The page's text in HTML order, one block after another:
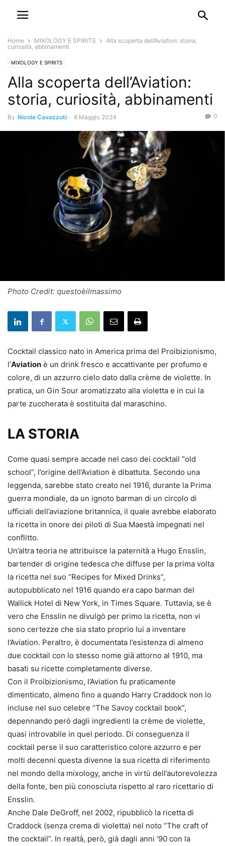
Home MIXOLOGY E SPIRITS
Alla scoperta dell’Aviation: storia,
curiosità, abbinamenti
MIXOLOGY E SPIRITS
Alla scoperta dell’Aviation:
storia, curiosità, abbinamenti
By Nicole Cavazzuti - 6 Maggio 2024 0
Photo Credit: questoèilmassimo
Cocktail classico nato in America prima del Proibizionismo,
l’Aviation è un drink fresco e accattivante per profumo e
colore, di un azzurro cielo dato dalla crème de violette. In
pratica, un Gin Sour aromatizzato alla violetta e in cui la
parte zuccherata è sostituita dal maraschino.
LA STORIA
Come quasi sempre accade nel caso dei cocktail “old
school”, l’origine dell’Aviation è dibattuta. Secondo una
leggenda, sarebbe stato creato nel 1916, durante la Prima
guerra mondiale, da un ignoto barman di un circolo di
ufficiali dell’aviazione britannica, il quale avrebbe elaborato
la ricetta in onore dei piloti di Sua Maestà impegnati nel
conflitto.
Un’altra teoria ne attribuisce la paternità a Hugo Ensslin,
bartender di origine tedesca che diffuse per la prima volta
la ricetta nel suo “Recipes for Mixed Drinks”,
autopubblicato nel 1916 quando era capo barman del
Wallick Hotel di New York, in Times Square. Tuttavia, se è
vero che Ensslin ne divulgò per primo la ricetta, non vi
sono certezze che sia stato proprio lui a inventare
l’Aviation. Peraltro, è documentata l’esistenza di almeno
due cocktail con lo stesso nome già attorno al 1910, ma
basati su ricette completamente diverse.
Con il Proibizionismo, l’Aviation fu praticamente
dimenticato, almeno fino a quando Harry Craddock non lo
incluse nel suo celebre “The Savoy cocktail book”,
depennando però dagli ingredienti la crème de violette,
quasi introvabile in quel periodo. Di conseguenza il
cocktail perse il suo caratteristico colore azzurro e per
molti decenni questa divenne la sua ricetta di riferimento
nel mondo della mixology, anche in virtù dell’autorevolezza
della fonte, ben più conosciuta rispetto al raro ricettario di
Ensslin.
Anche Dale DeGroff, nel 2002, ripubblicò la ricetta di
Craddock (senza crema di violetta) nel noto “The craft of
the cocktail”. In realtà, però, già dagli anni ’90 con la